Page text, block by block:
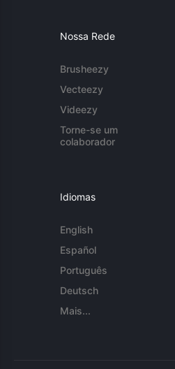
Nossa Rede
Brusheezy
Vecteezy
Videezy
Torne-se um
colaborador
Idiomas
English
Español
Português
Deutsch
Mais...